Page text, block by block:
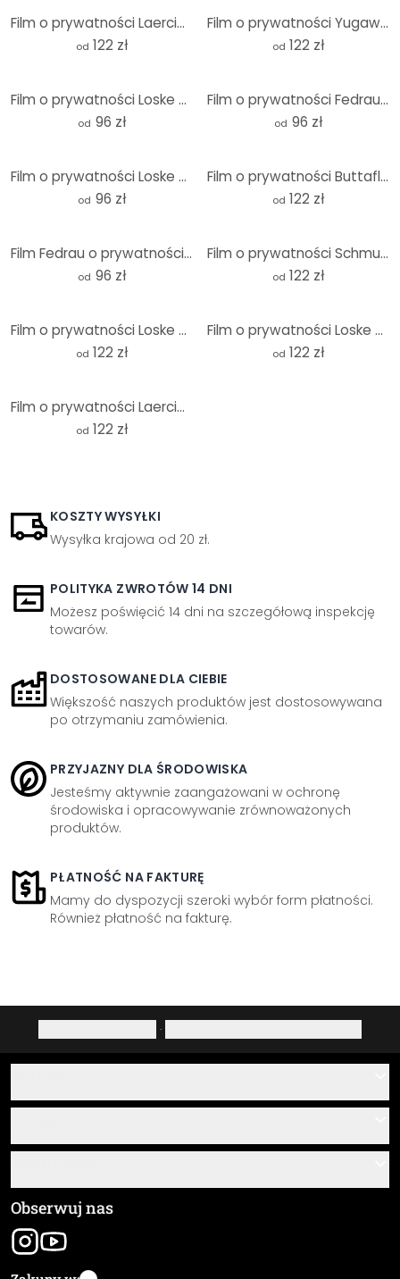
Film o prywatności Laercio - Apple Crumble
od 122 zł
Film o prywatności Yugawa - Czas na refleksję
od 122 zł
Film o prywatności Loske - Tea Time
od 96 zł
Film o prywatności Fedrau - Ślepe pożądanie
od 96 zł
Film o prywatności Loske - Happy Together
od 96 zł
Film o prywatności Buttafly - Angel
od 122 zł
Film Fedrau o prywatności - Lekkość 01
od 96 zł
Film o prywatności Schmucker - Miasto nad rzeką
od 122 zł
Film o prywatności Loske - Kot z balonem
od 122 zł
Film o prywatności Loske - nocna sowa
od 122 zł
Film o prywatności Laercio - Apple Crumble - Panorama
od 122 zł
KOSZTY WYSYŁKI
Wysyłka krajowa od 20 zł.
POLITYKA ZWROTÓW 14 DNI
Możesz poświęcić 14 dni na szczegółową inspekcję
towarów.
DOSTOSOWANE DLA CIEBIE
Większość naszych produktów jest dostosowywana
po otrzymaniu zamówienia.
PRZYJAZNY DLA ŚRODOWISKA
Jesteśmy aktywnie zaangażowani w ochronę
środowiska i opracowywanie zrównoważonych
produktów.
PŁATNOŚĆ NA FAKTURĘ
Mamy do dyspozycji szeroki wybór form płatności.
Również płatność na fakturę.
·
O nas
Przegląd materiałów
Śledzenie przesyłki
Ogólne Warunki Handlowe (OWH)
Dane firmy
Obserwuj nas